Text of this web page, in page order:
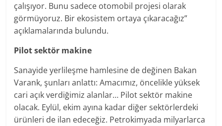
çalışıyor. Bunu sadece otomobil projesi olarak
görmüyoruz. Bir ekosistem ortaya çıkaracağız”
açıklamalarında bulundu.
Pilot sektör makine
Sanayide yerlileşme hamlesine de değinen Bakan
Varank, şunları anlattı: Amacımız, öncelikle yüksek
cari açık verdiğimiz alanlar… Pilot sektör makine
olacak. Eylül, ekim ayına kadar diğer sektörlerdeki
ürünleri de ilan edeceğiz. Petrokimyada milyarlarca